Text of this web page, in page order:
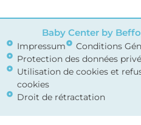
Baby Center by
Impressum
Conditions
Protection des données
Utilisation de cookies et
cookies
Droit de rétractation